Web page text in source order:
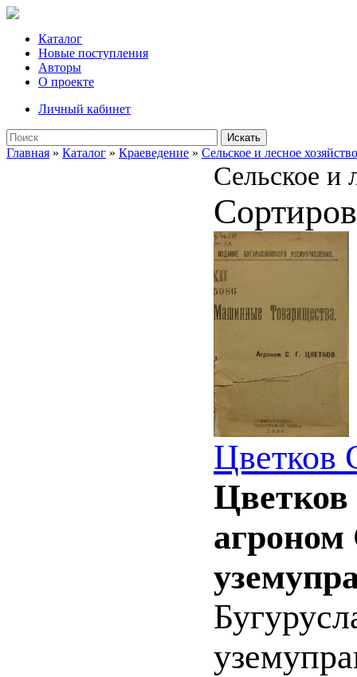
Каталог
Новые поступления
Авторы
О проекте
Личный кабинет
Искать
Главная » Каталог » Краеведение » Сельское и лесное
Сельское и
Цветков
агроном